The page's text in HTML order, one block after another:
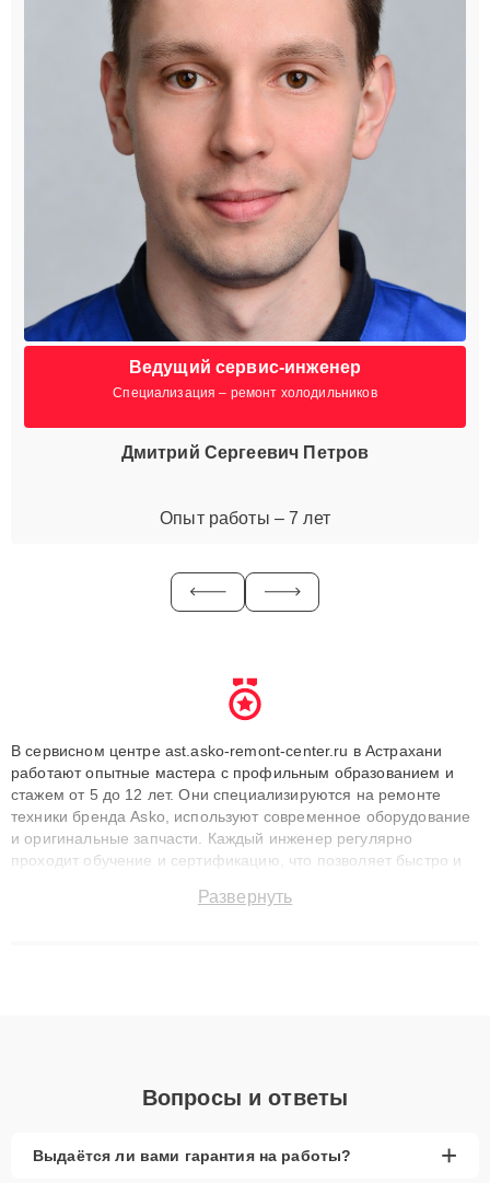
Ведущий сервис-инженер
Специализация – ремонт холодильников
Дмитрий Сергеевич Петров
Опыт работы – 7 лет
В сервисном центре ast.asko-remont-center.ru в Астрахани
работают опытные мастера с профильным образованием и
стажем от 5 до 12 лет. Они специализируются на ремонте
техники бренда Asko, используют современное оборудование
и оригинальные запчасти. Каждый инженер регулярно
проходит обучение и сертификацию, что позволяет быстро и
сохранением гарантии до 3 лет. Наши мастера решают
Развернуть
Вопросы и ответы
Выдаётся ли вами гарантия на работы? +